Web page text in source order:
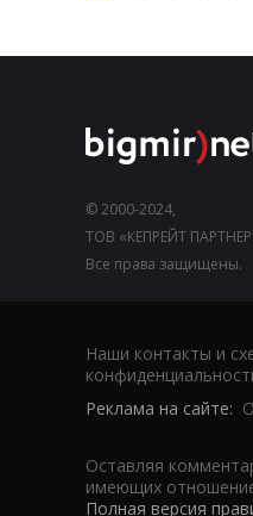
© 2000-2024,
ТОВ «КЕПРЕЙТ
Все права защищены.
Наши контакты и
Реклама на сайте:
Оставляя
имеющих
Полная версия